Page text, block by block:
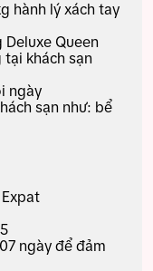
hành lý xách tay
Queen
khách sạn
ngày
sạn như: bể
ngày để đảm